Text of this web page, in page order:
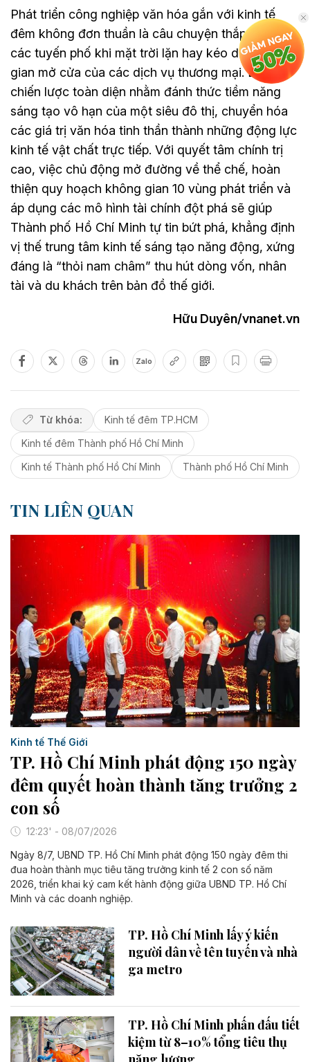
Phát triển công nghiệp văn hóa gắn với kinh tế
đêm không đơn thuần là câu chuyện thắp sáng
các tuyến phố khi mặt trời lặn hay kéo dài thời
gian mở cửa của các dịch vụ thương mại. Đó là
chiến lược toàn diện nhằm đánh thức tiềm năng
sáng tạo vô hạn của một siêu đô thị, chuyển hóa
các giá trị văn hóa tinh thần thành những động lực
kinh tế vật chất trực tiếp. Với quyết tâm chính trị
cao, việc chủ động mở đường về thể chế, hoàn
thiện quy hoạch không gian 10 vùng phát triển và
áp dụng các mô hình tài chính đột phá sẽ giúp
Thành phố Hồ Chí Minh tự tin bứt phá, khẳng định
vị thế trung tâm kinh tế sáng tạo năng động, xứng
đáng là “thỏi nam châm” thu hút dòng vốn, nhân
tài và du khách trên bản đồ thế giới.
Hữu Duyên/vnanet.vn
Zalo
Từ khóa:
Kinh tế đêm TP.HCM
Kinh tế đêm Thành phố Hồ Chí Minh
Kinh tế Thành phố Hồ Chí Minh
Thành phố Hồ Chí Minh
TIN LIÊN QUAN
Kinh tế Thế Giới
TP. Hồ Chí Minh phát động 150 ngày
đêm quyết hoàn thành tăng trưởng 2
con số
12:23' - 08/07/2026
Ngày 8/7, UBND TP. Hồ Chí Minh phát động 150 ngày đêm thi
đua hoàn thành mục tiêu tăng trưởng kinh tế 2 con số năm
2026, triển khai ký cam kết hành động giữa UBND TP. Hồ Chí
Minh và các doanh nghiệp.
TP. Hồ Chí Minh lấy ý kiến
người dân về tên tuyến và nhà
ga metro
TP. Hồ Chí Minh phấn đấu tiết
kiệm từ 8–10% tổng tiêu thụ